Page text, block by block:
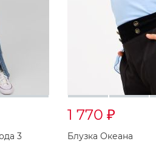
3
1 770 ₽
Блузка Океана